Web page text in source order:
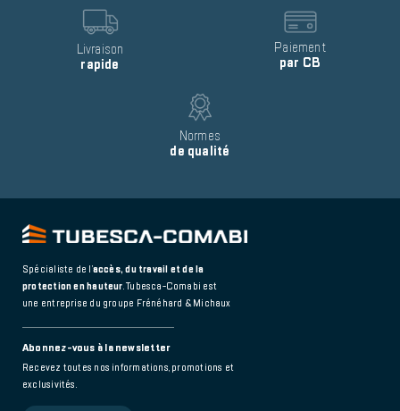
Livraison
rapide
Paiement
par CB
Normes
de qualité
Spécialiste de l’accès, du travail et de la
protection en hauteur. Tubesca-Comabi est
une entreprise du groupe Frénéhard & Michaux
Abonnez-vous à la newsletter
Recevez toutes nos informations, promotions et
exclusivités.